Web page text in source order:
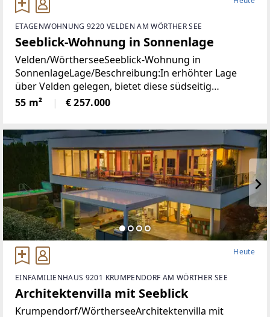
ETAGENWOHNUNG 9220 VELDEN AM WÖRTHER SEE
Seeblick-Wohnung in Sonnenlage
Velden/WörtherseeSeeblick-Wohnung in
SonnenlageLage/Beschreibung:In erhöhter Lage
über Velden gelegen, bietet diese südseitig
ausgerichtete Wohnung angenehme
Lichtverhältnisse und einen schönen Blick auf den
55 m² € 257.000
Heute
EINFAMILIENHAUS 9201 KRUMPENDORF AM WÖRTHER SEE
Architektenvilla mit Seeblick
Krumpendorf/WörtherseeArchitektenvilla mit